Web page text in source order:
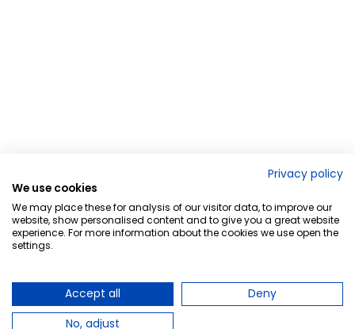
Privacy policy
We use cookies
We may place these for analysis of our visitor data, to improve our
website, show personalised content and to give you a great website
experience. For more information about the cookies we use open the
settings.
Accept all
Deny
No, adjust